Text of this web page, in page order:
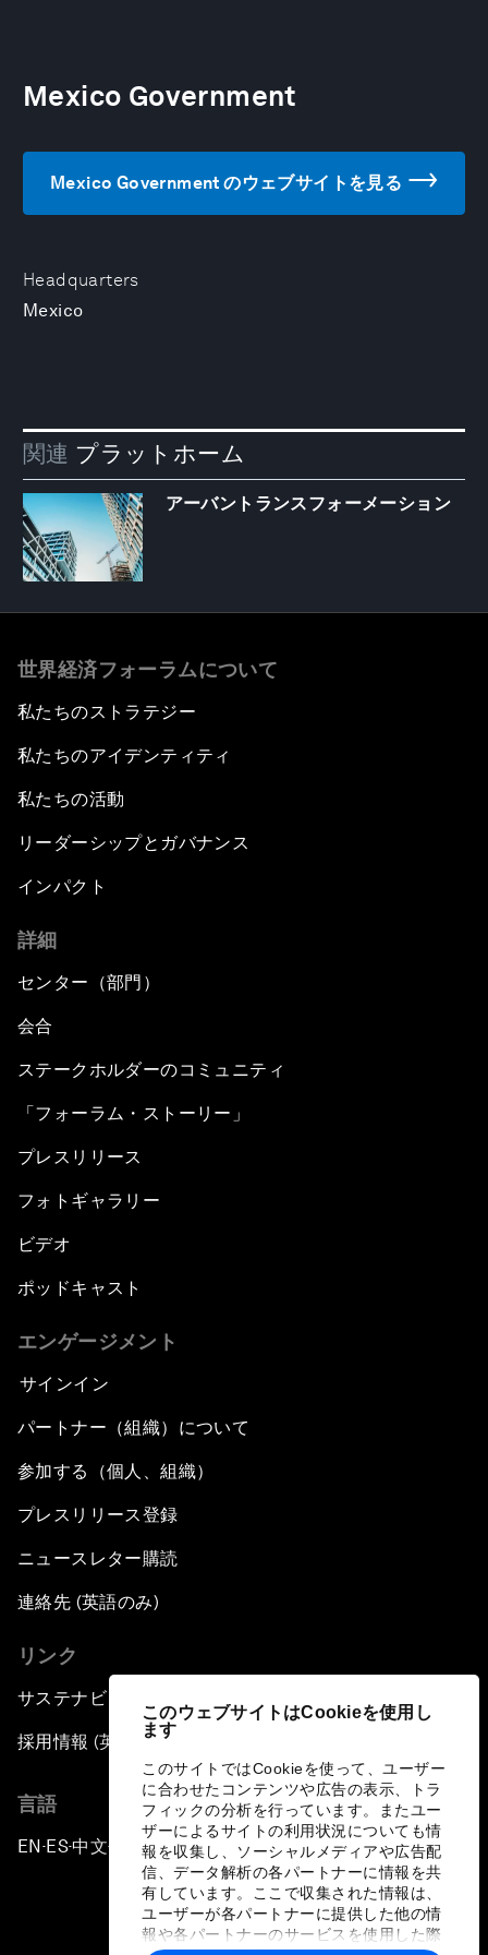
このウェブサイトはCookieを使用し
ます
このサイトではCookieを使って、ユーザー
に合わせたコンテンツや広告の表示、トラ
フィックの分析を行っています。またユー
ザーによるサイトの利用状況についても情
報を収集し、ソーシャルメディアや広告配
信、データ解析の各パートナーに情報を共
有しています。ここで収集された情報は、
ユーザーが各パートナーに提供した他の情
報や各パートナーのサービスを使用した際
Headquarters
Mexico
Mexico Government
Mexico Government のウェブサイトを見る
関連 プラットホーム
アーバントランスフォーメーション
世界経済フォーラムについて
私たちのストラテジー
私たちのアイデンティティ
私たちの活動
リーダーシップとガバナンス
インパクト
詳細
センター（部門）
会合
ステークホルダーのコミュニティ
「フォーラム・ストーリー」
プレスリリース
フォトギャラリー
ビデオ
ポッドキャスト
エンゲージメント
サインイン
パートナー（組織）について
参加する（個人、組織）
プレスリリース登録
ニュースレター購読
連絡先 (英語のみ)
リンク
サステナビリティへの取り組み
採用情報 (英語のみ)
言語
EN ▪ES▪中文▪ 日本語